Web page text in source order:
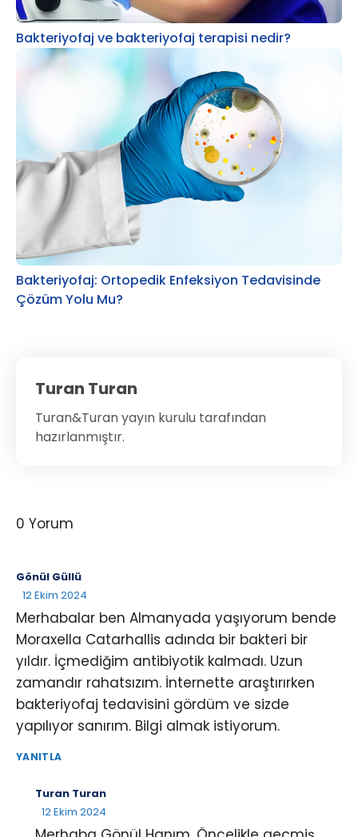
Bakteriyofaj ve bakteriyofaj terapisi nedir?
Bakteriyofaj: Ortopedik Enfeksiyon Tedavisinde
Çözüm Yolu Mu?
Turan Turan
Turan&Turan yayın kurulu tarafından
hazırlanmıştır.
0 Yorum
Gönül Güllü
12 Ekim 2024
Merhabalar ben Almanyada yaşıyorum bende
Moraxella Catarhallis adında bir bakteri bir
yıldır. İçmediğim antibiyotik kalmadı. Uzun
zamandır rahatsızım. İnternette araştırırken
bakteriyofaj tedavisini gördüm ve sizde
yapılıyor sanırım. Bilgi almak istiyorum.
YANITLA
Turan Turan
12 Ekim 2024